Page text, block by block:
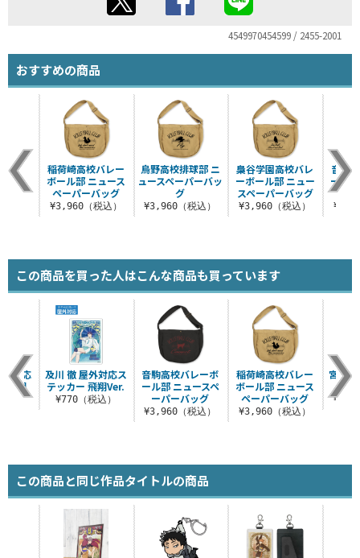
4549970454599 / 2455-2001
おすすめの商品
烏野高校排球部 ニ
ュースペーパーバッ
グ
¥3,960（税込）
梟谷学園高校バレ
ーボール部 ニュー
スペーパーバッグ
¥3,960（税込）
音駒
ール
ー
稲荷崎高校バレー
ボール部 ニュース
ペーパーバッグ
¥3,960（税込）
この商品を買った人はこんな商品も買っています
音駒高校バレーボ
ール部 ニュースペ
ーパーバッグ
¥3,960（税込）
稲荷崎高校バレー
ボール部 ニュース
ペーパーバッグ
¥3,960（税込）
宮 侑
タ
対応
飛翔
及川 徹 屋外対応ス
テッカー 飛翔Ver.
¥770（税込）
この商品と同じ作品タイトルの商品